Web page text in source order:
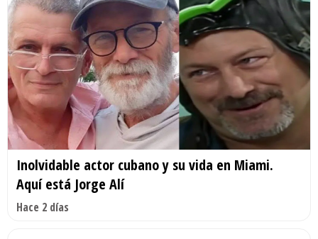
Inolvidable actor cubano y su vida en Miami.
Aquí está Jorge Alí
Hace 2 días